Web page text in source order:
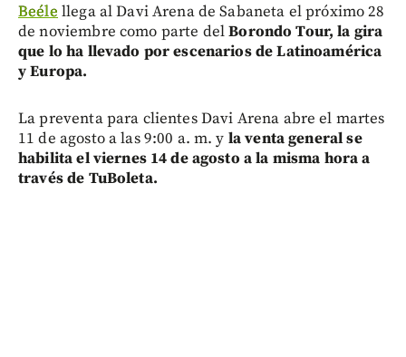
Beéle llega al Davi Arena de Sabaneta el próximo 28
de noviembre como parte delBorondo Tour, la gira
que lo ha llevado por escenarios de Latinoamérica
y Europa.
La preventa para clientes Davi Arena abre el martes
11 de agosto a las 9:00 a. m. y la venta general se
habilita el viernes 14 de agosto a la misma hora a
través de TuBoleta.